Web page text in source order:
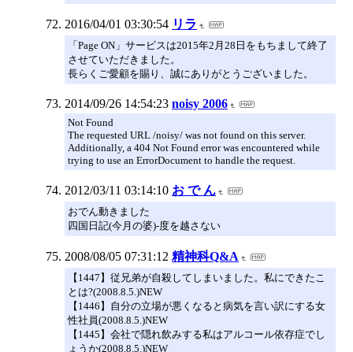
2016/04/01 03:30:54 リラ
「Page ON」サービスは2015年2月28日をもちまして終了
させていただきました。
長らくご愛顧を賜り、誠にありがとうございました。
2014/09/26 14:54:23 noisy 2006
Not Found
The requested URL /noisy/ was not found on this server.
Additionally, a 404 Not Found error was encountered while
trying to use an ErrorDocument to handle the request.
2012/03/11 03:14:10 お で ん
おでん動きました
四国日記(今月の婆)-度を越さない
2008/08/05 07:31:12 精神科Q&A
【1447】従兄弟が自殺してしまいました。私にできたこ
とは?(2008.8.5.)NEW
【1446】自分の立場が悪くなると病気を言い訳にする女
性社員(2008.8.5.)NEW
【1445】会社で隠れ飲みする私はアルコール依存症でし
ょうか(2008.8.5.)NEW